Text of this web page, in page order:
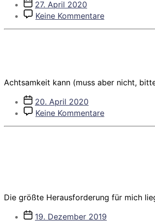
Veröffentlichungsdatum
27. April 2020
Keine Kommentarezu
Bhavana)
Achtsamkeit kann (muss aber nicht,
Veröffentlichungsdatum
20. April 2020
Keine Kommentarezu
Die größte Herausforderung für mich
Veröffentlichungsdatum
19. Dezember 2019